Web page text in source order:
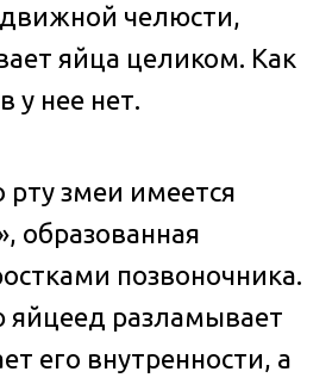
челюсти,
яйца целиком. Как
у нее нет.
рту змеи имеется
образованная
позвоночника.
разламывает
его внутренности, а